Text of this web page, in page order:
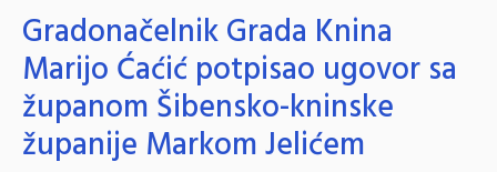
Gradonačelnik Grada Knina
Marijo Ćaćić potpisao ugovor sa
županom Šibensko-kninske
županije Markom Jelićem